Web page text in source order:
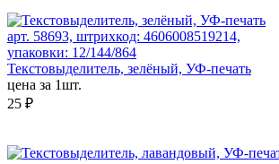
арт. 58693, штрихкод: 4606008519214,
упаковки: 12/144/864
Текстовыделитель, зелёный, УФ-печать
цена за 1шт.
25 ₽